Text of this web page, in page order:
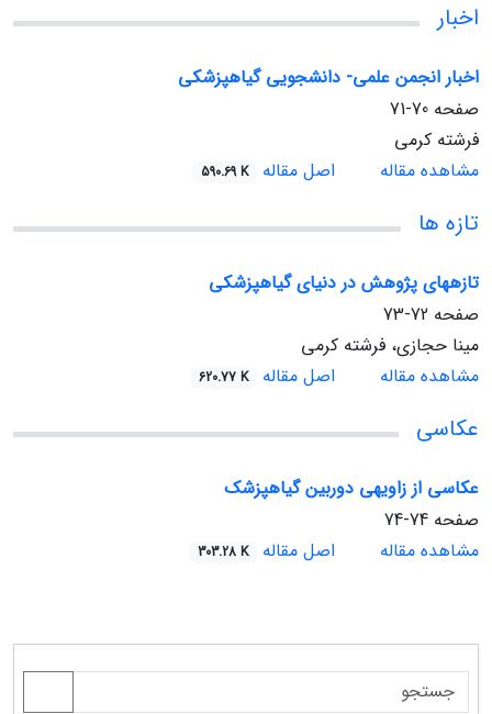
اخبار
اخبار انجمن علمی- دانشجویی گیاه‏پزشکی
صفحه 70-71
فرشته کرمی
مشاهده مقاله
اصل مقاله 590.69 K
تازه ها
تازه‏های پژوهش در دنیای گیاه‏پزشکی
صفحه 72-73
مینا حجازی، فرشته کرمی
مشاهده مقاله
اصل مقاله 620.77 K
عکاسی
عکاسی از زاویه‏ی دوربین گیاه‏پزشک
صفحه 74-74
مشاهده مقاله
اصل مقاله 303.28 K